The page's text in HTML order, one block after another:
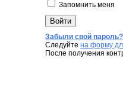
Запомнить меня
Забыли свой пароль?
Следуйтена форму
После получения